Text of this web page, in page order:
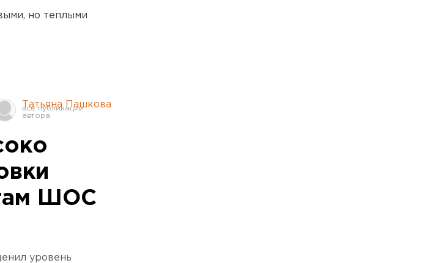
но теплыми
Татьяна Пашкова
ШОС
уровень